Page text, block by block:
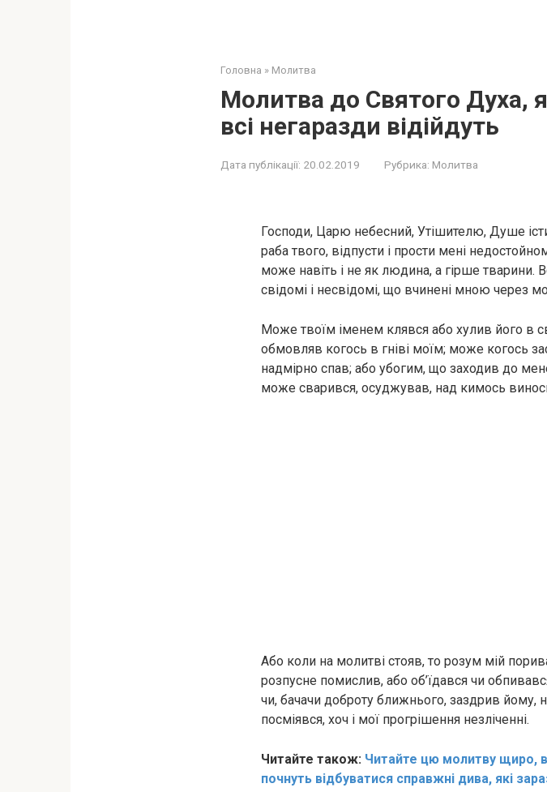
Головна » Молитва
Молитва до Святого Духа,
всі негаразди відійдуть
Дата публікації: 20.02.2019 Рубрика: Молитва
Господи, Царю небесний, Утішителю, Душе
раба твого, відпусти і прости мені
може навіть і не як людина, а гірше тварини.
свідомі і несвідомі, що вчинені мною через
Може твоїм іменем клявся або хулив його в
обмовляв когось в гніві моїм; може когось
надмірно спав; або убогим, що заходив до
може сварився, осуджував, над кимось
Або коли на молитві стояв, то розум мій
розпусне помислив, або об’їдався чи
чи, бачачи доброту ближнього, заздрив йому,
посміявся, хоч і мої прогрішення незліченні.
Читайте також: Читайте цю молитву щиро,
почнуть відбуватися справжні дива, які